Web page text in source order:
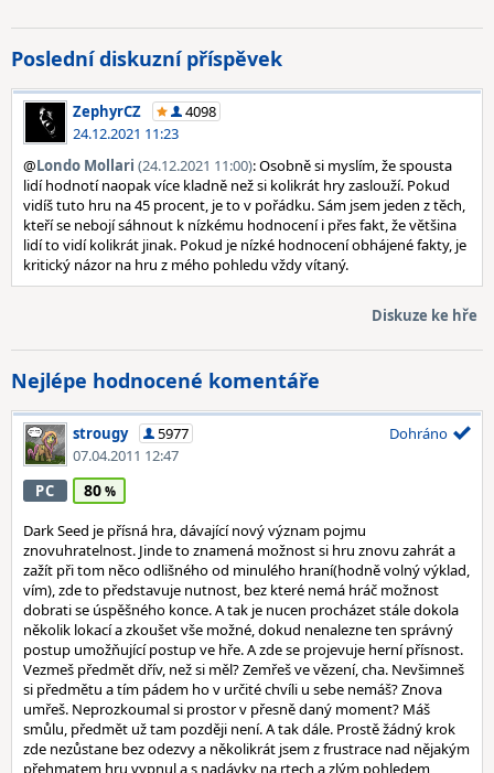
Poslední diskuzní příspěvek
ZephyrCZ
4098
24.12.2021 11:23
@Londo Mollari (24.12.2021 11:00): Osobně si myslím, že spousta
lidí hodnotí naopak více kladně než si kolikrát hry zaslouží. Pokud
vidíš tuto hru na 45 procent, je to v pořádku. Sám jsem jeden z těch,
kteří se nebojí sáhnout k nízkému hodnocení i přes fakt, že většina
lidí to vidí kolikrát jinak. Pokud je nízké hodnocení obhájené fakty, je
kritický názor na hru z mého pohledu vždy vítaný.
Diskuze ke hře
Nejlépe hodnocené komentáře
strougy
5977
07.04.2011 12:47
Dohráno
PC 80
Dark Seed je přísná hra, dávající nový význam pojmu
znovuhratelnost. Jinde to znamená možnost si hru znovu zahrát a
zažít při tom něco odlišného od minulého hraní(hodně volný výklad,
vím), zde to představuje nutnost, bez které nemá hráč možnost
dobrati se úspěšného konce. A tak je nucen procházet stále dokola
několik lokací a zkoušet vše možné, dokud nenalezne ten správný
postup umožňující postup ve hře. A zde se projevuje herní přísnost.
Vezmeš předmět dřív, než si měl? Zemřeš ve vězení, cha. Nevšimneš
si předmětu a tím pádem ho v určité chvíli u sebe nemáš? Znova
umřeš. Neprozkoumal si prostor v přesně daný moment? Máš
smůlu, předmět už tam později není. A tak dále. Prostě žádný krok
zde nezůstane bez odezvy a několikrát jsem z frustrace nad nějakým
přehmatem hru vypnul a s nadávky na rtech a zlým pohledem